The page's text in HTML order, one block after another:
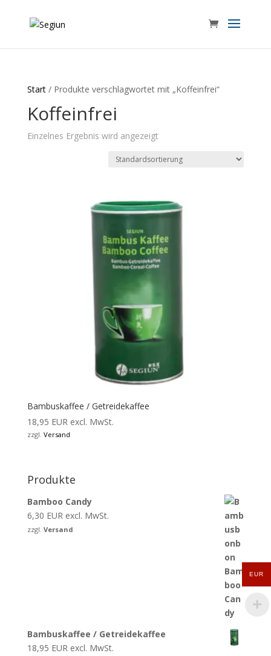
Start/ Produkte verschlagwortet mit „Koffeinfrei“
Koffeinfrei
Einzelnes Ergebnis wird angezeigt
Bambuskaffee / Getreidekaffee
18,95 EUR excl. MwSt.
zzgl. Versand
Produkte
Bamboo Candy
6,30 EUR excl. MwSt.
zzgl. Versand
Bambuskaffee / Getreidekaffee
18,95 EUR excl. MwSt.
EUR